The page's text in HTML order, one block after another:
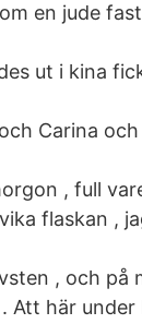
en jude
ut i kina
Carina
, full
flaskan ,
, och på
Att här